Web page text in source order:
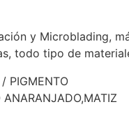
y Microblading,
todo tipo de
/ PIGMENTO